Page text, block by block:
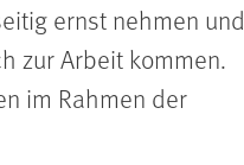
ernst nehmen und
zur Arbeit kommen.
im Rahmen der